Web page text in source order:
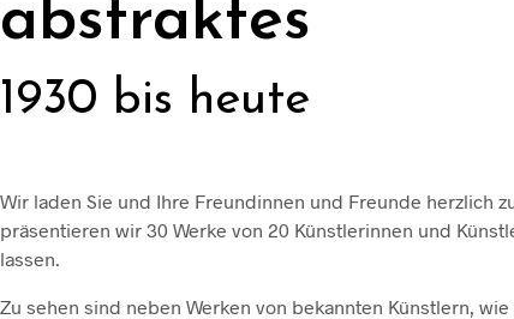
abstraktes
1930 bis heute
Wir laden Sie und Ihre Freundinnen und Freunde herzlich
präsentieren wir 30 Werke von 20 Künstlerinnen und
lassen.
Zu sehen sind neben Werken von bekannten Künstlern,